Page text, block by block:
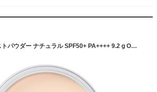
無印良品 UVプレストパウダー ナチュラル SPF50+ PA++++ 9.2 g OAP51A4S